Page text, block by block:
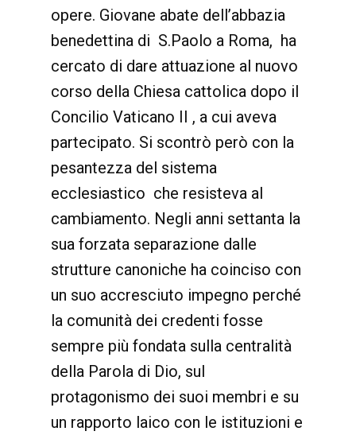
opere. Giovane abate dell’abbazia
benedettina di S.Paolo a Roma, ha
cercato di dare attuazione al nuovo
corso della Chiesa cattolica dopo il
Concilio Vaticano II , a cui aveva
partecipato. Si scontrò però con la
pesantezza del sistema
ecclesiastico che resisteva al
cambiamento. Negli anni settanta la
sua forzata separazione dalle
strutture canoniche ha coinciso con
un suo accresciuto impegno perché
la comunità dei credenti fosse
sempre più fondata sulla centralità
della Parola di Dio, sul
protagonismo dei suoi membri e su
un rapporto laico con le istituzioni e